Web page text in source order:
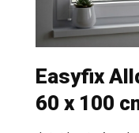
Easyfix
60 x 100